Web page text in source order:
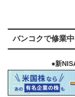
バンコクで修業
●新